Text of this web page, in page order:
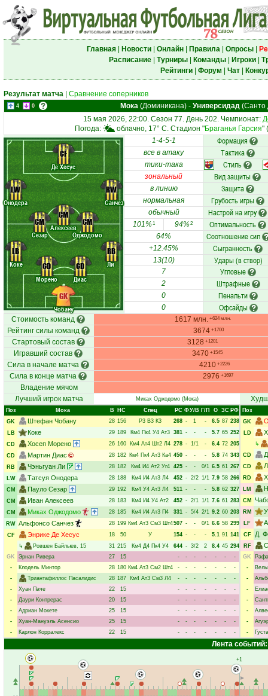
Главная| Новости| Онлайн| Правила| Опросы|
Расписание| Турниры| Команды| Игроки|
Рейтинги| Форум Чат|
Результат матча Сравнение соперников
4 0 Мока (Доминикана) - Универсидад (Санто
15 мая 2026, 22:00. Сезон 77. День 202. Чемпионат:
Погода:
облачно, 17° C. Стадион "Браганья Гарсия"
Чобану
Коке
Морено
Диас
Ли
Онодера
Сезар
Алексеев
Оджодомо
Санчез
Де Хесус
GK
LB
CD
CD
RB
LW
CM
CM
CM
RW
CF
1-4-5-1 Формация
все в атаку Тактика
тики-така Стиль
зональный Вид защиты
в линию Защита
нормальная Грубость игры
обычный Настрой на игру
101%1 94%2 Оптимальность
64% Соотношение сил
+12.45% Сыгранность
13(10) Удары (в створ)
7 Угловые
2 Штрафные
0 Пенальти
0 Офсайды
Стоимость команд 1617 млн. +624 млн.
Рейтинг силы команд 3674 +1700
Стартовый состав 3128 +1201
Игравший состав 3470 +1545
Сила в начале матча 4210 +2226
Сила в конце матча 2976 +1697
Владение мячом
Лучший игрок матча
Миках Оджодомо(Мока)
Поз Мока В НC Спец РC ФУ/В Г/П О ЗС РФ
GK
Штефан Чобану 28 156 Р3 В3 К3 268 - 1 - 6.5 87 238
LB
Коке 29 189 Км4 Пк4 У4 Ат3 381 - - - 5.7 65 252
CD
Хосеп Морено 26 160 Км4 Ат4 Шт2 Л4 278 - 1/1 - 6.4 72 205
CD
Мартин Диас 28 182 Км4 Пк4 Ат3 Ка4 450 - - - 5.8 74 343
RB
Чэньгуан Ли 28 182 Км4 И4 Ат2 Уг4 425 - - 0/1 6.5 61 267
LW
Татсуя Онодера 28 188 Км4 И4 Ат3 Л4 452 - 2/2 1/1 7.9 58 266
CM
Пауло Сезар 29 192 Км4 У4 Ат3 Л4 511 - - - 5.8 62 327
CM
Иван Алексеев 28 183 Км4 И4 У4 Ат2 452 - 2/1 1/1 7.6 61 283
CM
Миках Оджодомо 28 185 Км4 И4 Ат3 П4 331 - 5/4 2/1 9.2 60 203
RW Альфонсо Санчез 28 199 Км4 Ат3 См3 Шт4507 - - 0/1 6.6 58 299
CF
Энрике Де Хесус 18 50 У 154 - - - 5.1 91 141
↳
Ровшен Байлыев, 15 31 215 Км4 Д4 Пк4 У4 644 - 3/2 2 8.4 45 294
GK
Эрнан Ривера 27 15 - - - - - -
-
-
Клодель Минтор 28 180 Км4 Ат3 См2 Шт4 - - - - - -
-
-
Триантафиллос Пасалидис 28 187 Км4 Ат3 См3 Л4 - - - - - -
-
-
Хуан Паче 22 15 - - - - - -
-
-
Даури Контрерас 20 15 - - - - - -
-
-
Адриан Мокете 25 15 - - - - - -
-
-
Хуан-Мануэль Асенсио 25 15 - - - - - -
-
-
Карлон Корралекс 22 15 - - - - - - -
Поз
GK
LD
↳
CD
CD
RD
LM
CM
RM
LF
CF Д.
RF
GK
-
-
-
-
-
-
-
Лента событий:
+1